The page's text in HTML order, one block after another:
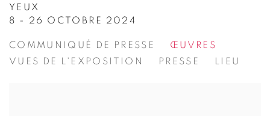
YEUX
8 - 26 OCTOBRE 2024
COMMUNIQUÉ DE PRESSE
ŒUVRES
VUES DE L'EXPOSITION
PRESSE LIEU